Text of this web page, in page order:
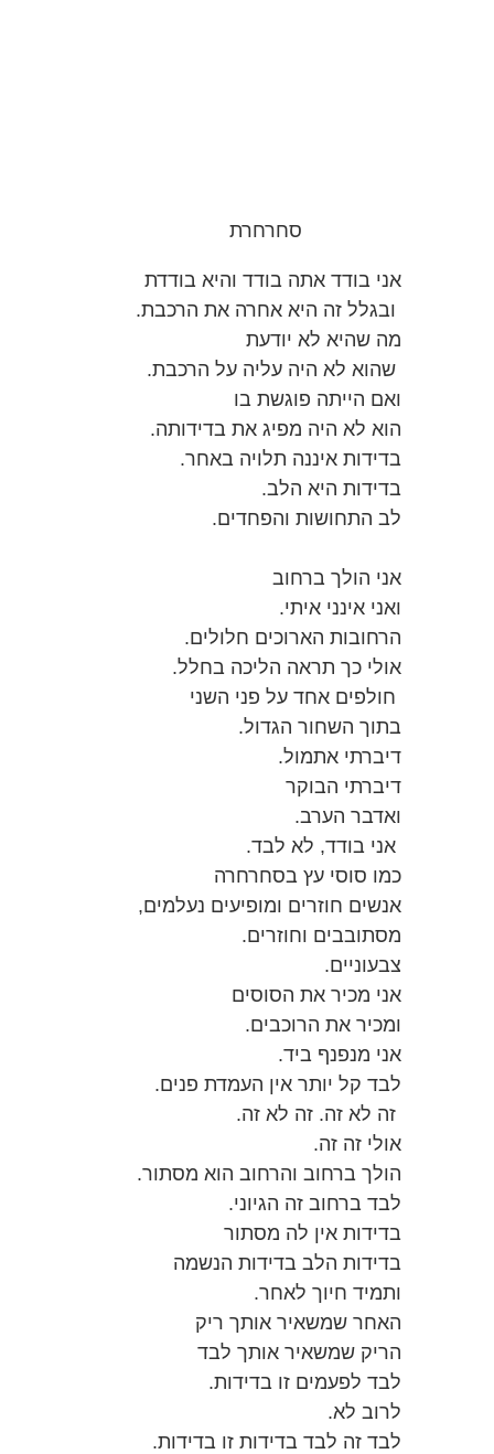
סחרחרת
אני בודד אתה בודד והיא בודדת
ובגלל זה היא אחרה את הרכבת.
מה שהיא לא יודעת
שהוא לא היה עליה על הרכבת.
ואם הייתה פוגשת בו
הוא לא היה מפיג את בדידותה.
בדידות איננה תלויה באחר.
בדידות היא הלב.
לב התחושות והפחדים.
אני הולך ברחוב
ואני אינני איתי.
הרחובות הארוכים חלולים.
אולי כך תראה הליכה בחלל.
חולפים אחד על פני השני
בתוך השחור הגדול.
דיברתי אתמול.
דיברתי הבוקר
ואדבר הערב.
אני בודד, לא לבד.
כמו סוסי עץ בסחרחרה
אנשים חוזרים ומופיעים נעלמים,
מסתובבים וחוזרים.
צבעוניים.
אני מכיר את הסוסים
ומכיר את הרוכבים.
אני מנפנף ביד.
לבד קל יותר אין העמדת פנים.
זה לא זה. זה לא זה.
אולי זה זה.
הולך ברחוב והרחוב הוא מסתור.
לבד ברחוב זה הגיוני.
בדידות אין לה מסתור
בדידות הלב בדידות הנשמה
ותמיד חיוך לאחר.
האחר שמשאיר אותך ריק
הריק שמשאיר אותך לבד
לבד לפעמים זו בדידות.
לרוב לא.
לבד זה לבד בדידות זו בדידות.